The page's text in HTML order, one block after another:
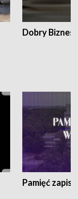
Dobry Biznes
Pamięć